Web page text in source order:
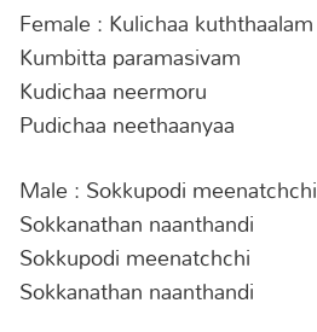
Female : Kulichaa kuththaalam
Kumbitta paramasivam
Kudichaa neermoru
Pudichaa neethaanyaa
Male : Sokkupodi meenatchchi
Sokkanathan naanthandi
Sokkupodi meenatchchi
Sokkanathan naanthandi